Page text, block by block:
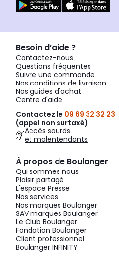
Besoin d’aide ?
Contactez-nous
Questions fréquentes
Suivre une commande
Nos conditions de livraison
Nos guides d'achat
Centre d'aide
Contactez le 09 69 32 32 23
(appel non surtaxé)
Accès sourds
et malentendants
À propos de Boulanger
Qui sommes nous
Plaisir partagé
L'espace Presse
Nos services
Nos marques Boulanger
SAV marques Boulanger
Le Club Boulanger
Fondation Boulanger
Client professionnel
Boulanger INFINITY